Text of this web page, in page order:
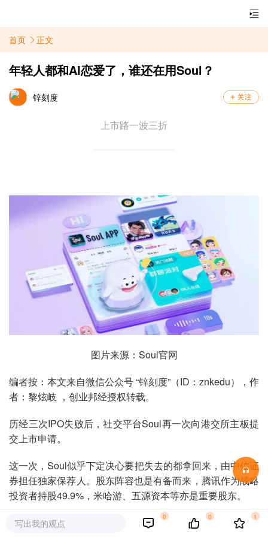
首页 正文
年轻人都和AI恋爱了，谁还在用Soul？
锌刻度
上市路一波三折
图片来源：Soul官网
编者按：本文来自微信公众号 “锌刻度”（ID：znkedu），作
者：黎炫岐 ，创业邦经授权转载。
历经三次IPO失败后，社交平台Soul再一次向港交所主板提
交上市申请。
这一次，Soul似乎下定决心要把失去的都拿回来，由中信证
券担任独家保荐人。股东阵容也是有备而来，腾讯作为战略
投资者持股49.9%，米哈游、五源资本等亦是重要股东。
一份长达456页的招股书，则不仅披露了其3.9亿累计注册用
写出我的观点
0 0 1